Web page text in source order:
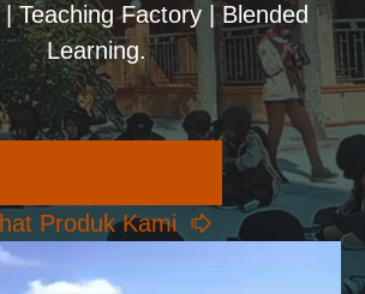
Teaching Factory | Blended
Learning.
Produk Kami